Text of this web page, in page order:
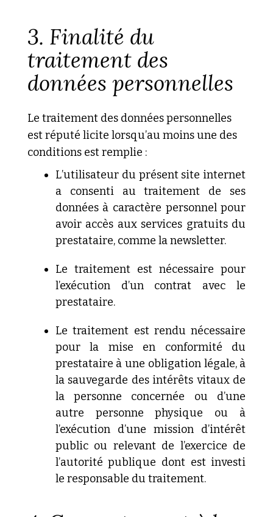
3. Finalité du
traitement des
données personnelles
Le traitement des données personnelles
est réputé licite lorsqu’au moins une des
conditions est remplie :
L’utilisateur du présent site internet
a consenti au traitement de ses
données à caractère personnel pour
avoir accès aux services gratuits du
prestataire, comme la newsletter.
Le traitement est nécessaire pour
l’exécution d’un contrat avecle
prestataire.
Letraitement est rendu nécessaire
pour la mise en conformité du
prestataire à une obligation légale, à
la sauvegarde des intérêts vitaux de
la personne concernée ou d’une
autre personne physique ou à
l’exécution d’une mission d’intérêt
public ou relevant de l’exercice de
l’autorité publique dont est investi
le responsable du traitement.